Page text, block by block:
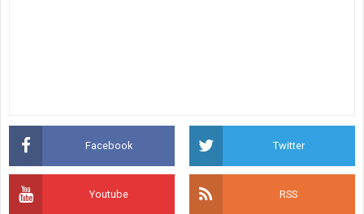
Facebook Twitter
Youtube RSS